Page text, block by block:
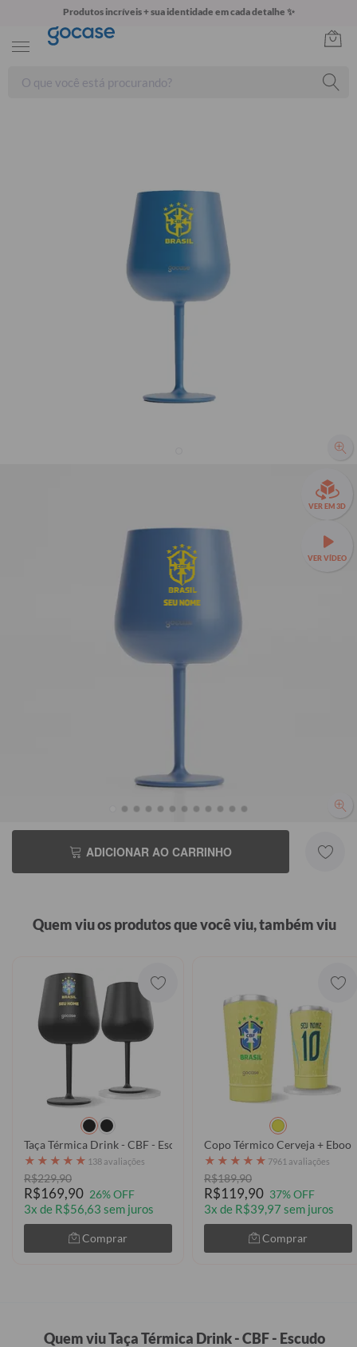
Produtos incríveis + sua identidade em cada detalhe ✨
VER EM 3D
VER VÍDEO
SEU NOME
26% OFF
3x de R$56,63 sem juros
Taça Térmica Drink a partir de R$149,90!
design moderno e ideal para drinks, vinhos e coquetéis.
ADICIONAR AO CARRINHO
Quem viu os produtos que você viu, também viu
Taça Térmica Drink - CBF - Escudo Minimalista
★ ★ ★ ★ ★ 138 avaliações
R$229,90
R$169,90 26% OFF
3x de R$56,63 sem juros
Comprar
Copo Térmico Cerveja +
★ ★ ★ ★ ★ 7961 avaliações
R$189,90
R$119,90 37% OFF
3x de R$39,97 sem juros
Comprar
Quem viu Taça Térmica Drink - CBF - Escudo